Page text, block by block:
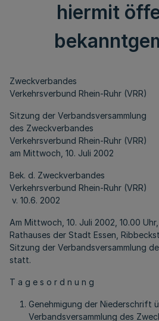
hiermit
Zweckverbandes
Verkehrsverbund Rhein-Ruhr (VRR)
Sitzung der Verbandsversammlung
des Zweckverbandes
Verkehrsverbund Rhein-Ruhr (VRR)
am Mittwoch, 10. Juli 2002
Bek. d. Zweckverbandes
Verkehrsverbund Rhein-Ruhr (VRR)
v. 10.6. 2002
Am Mittwoch, 10. Juli 2002, 10.00
Rathauses der Stadt Essen,
Sitzung der Verbandsversammlung
statt.
T a g e s o r d n u n g
Genehmigung der Niederschrift
Verbandsversammlung des